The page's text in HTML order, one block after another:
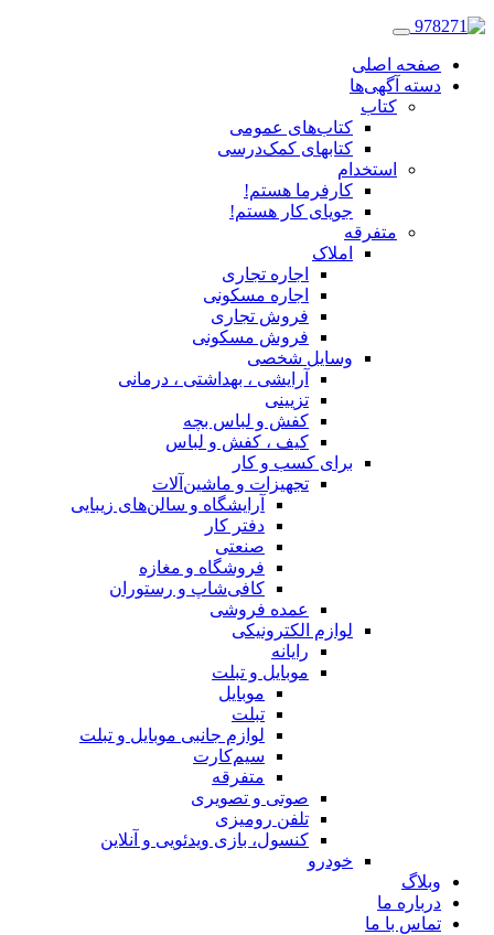
صفحه اصلی
دسته آگهی‌ها
کتاب
کتاب‌های عمومی
کتابهای کمک‌درسی
استخدام
کارفرما هستم!
جویای کار هستم!
متفرقه
املاک
اجاره تجاری
اجاره مسکونی
فروش تجاری
فروش مسکونی
وسایل شخصی
آرایشی ، بهداشتی ، درمانی
تزیینی
کفش و لباس بچه
کیف ، کفش و لباس
برای کسب و کار
تجهیزات و ماشین‌آلات
آرایشگاه و سالن‌های زیبایی
دفتر کار
صنعتی
فروشگاه و مغازه
کافی‌شاپ و رستوران
عمده فروشی
لوازم الکترونیکی
رایانه
موبایل و تبلت
موبایل
تبلت
لوازم جانبی موبایل و تبلت
سیم‌کارت
متفرقه
صوتی و تصویری
تلفن رومیزی
کنسول، بازی‌ ویدئویی و آنلاین
خودرو
وبلاگ
درباره ما
تماس با ما